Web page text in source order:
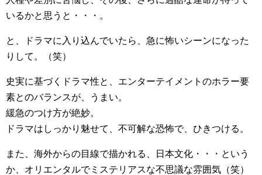
いるかと思うと・・・。
と、ドラマに入り込んでいたら、急に怖いシーンになった
りして。（笑）
史実に基づくドラマ性と、エンターテイメントのホラー要
素とのバランスが、うまい。
緩急のつけ方が絶妙。
ドラマはしっかり魅せて、不可解な恐怖で、ひきつける。
また、海外からの目線で描かれる、日本文化・・・という
か、オリエンタルでミステリアスな不思議な雰囲気（笑）